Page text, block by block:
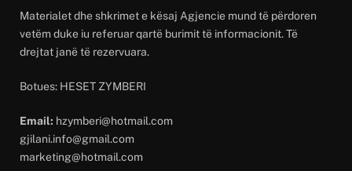
Materialet dhe shkrimet e kësaj Agjencie mund të përdoren
vetëm duke iu referuar qartë burimit të informacionit. Të
drejtat janë të rezervuara.
Botues: HESET ZYMBERI
Email: hzymberi@hotmail.com
gjilani.info@gmail.com
marketing@hotmail.com